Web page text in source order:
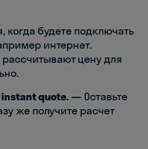
когда будете подключать
интернет.
цену для
instant quote. — Оставьте
же получите расчет